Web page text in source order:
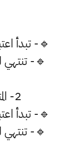
🔹- تبدأ
🔹- تنتهي
2- المتوسطة والاعدادية :
🔹- تبدأ
🔹- تنتهي